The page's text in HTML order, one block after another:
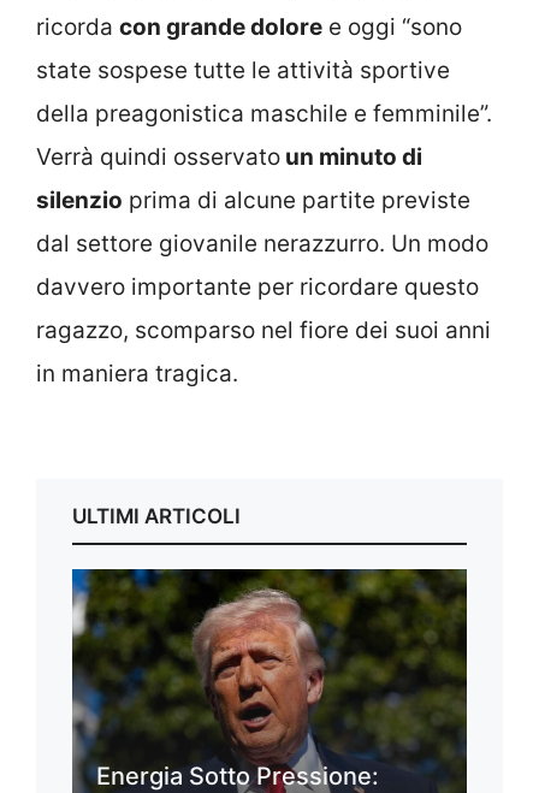
ricorda con grande dolore e oggi “sono
state sospese tutte le attività sportive
della preagonistica maschile e femminile”.
Verrà quindi osservato un minuto di
silenzio prima di alcune partite previste
dal settore giovanile nerazzurro. Un modo
davvero importante per ricordare questo
ragazzo, scomparso nel fiore dei suoi anni
in maniera tragica.
ULTIMI ARTICOLI
Energia Sotto Pressione: